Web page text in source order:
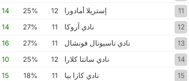
11
إستريلا أمادورا 12
25%
14
12
نادي آروكا 11
27%
14
13
نادي ناسيونال فونشال 11
27%
16
14
نادي سانتا كلارا 12
25%
10
15
نادي كازا بيا 11
18%
15